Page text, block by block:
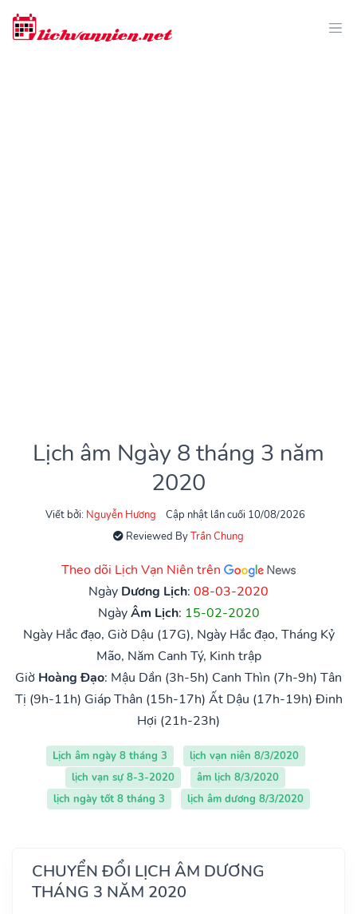
Lịch âm Ngày 8 tháng 3 năm
2020
Viết bởi: Nguyễn Hương
Cập nhật lần cuối 10/08/2026
Reviewed ByTrần Chung
Theo dõi Lịch Vạn Niên trên
Ngày Dương Lịch: 08-03-2020
NgàyÂm Lịch: 15-02-2020
Ngày Hắc đạo, Giờ Dậu (17G), Ngày Hắc đạo, Tháng Kỷ
Mão, Năm Canh Tý, Kinh trập
Giờ Hoàng Đạo: Mậu Dần (3h-5h) Canh Thìn (7h-9h) Tân
Tị (9h-11h) Giáp Thân (15h-17h) Ất Dậu (17h-19h) Đinh
Hợi (21h-23h)
Lịch âm ngày 8 tháng 3
lịch vạn niên 8/3/2020
lịch vạn sự 8-3-2020
âm lịch 8/3/2020
lịch ngày tốt 8 tháng 3
lịch âm dương 8/3/2020
CHUYỂN ĐỔI LỊCH ÂM DƯƠNG
THÁNG 3 NĂM 2020